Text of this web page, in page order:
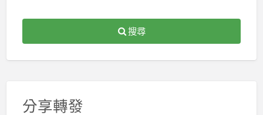
搜尋
分享轉發